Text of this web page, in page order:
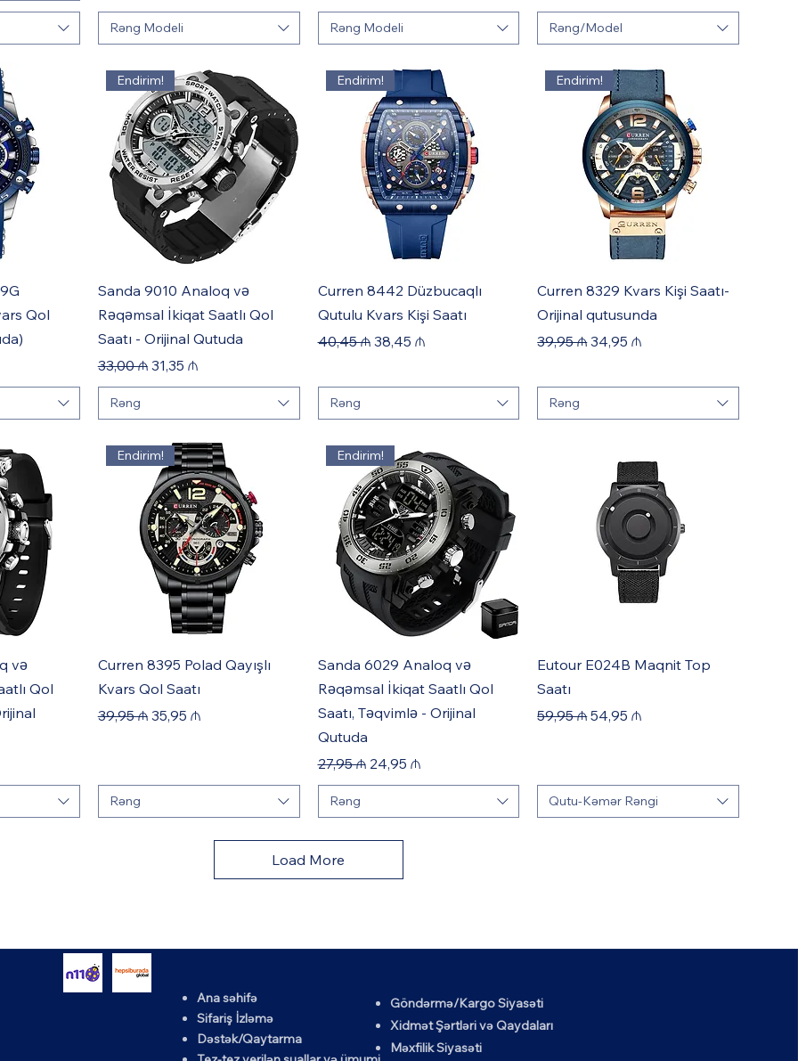
Rəng Modeli Rəng Modeli Rəng/Model
Qol
Endirim!
Sanda 9010 Analoq və
Rəqəmsal İkiqat Saatlı Qol
Saatı - Orijinal Qutuda
Regular Price
33,00 ₼ Sale Price
31,35 ₼
Rəng
Endirim!
Curren 8442 Düzbucaqlı
Qutulu Kvars Kişi Saatı
Regular Price
40,45 ₼ Sale Price
38,45 ₼
Rəng
Endirim!
Curren 8329 Kvars Kişi Saatı-
Orijinal qutusunda
Regular Price
39,95 ₼Sale Price
34,95 ₼
Rəng
və
Qol
Endirim!
Curren 8395 Polad Qayışlı
Kvars Qol Saatı
Regular Price
39,95 ₼ Sale Price
35,95 ₼
Rəng
Endirim!
Sanda 6029 Analoq və
Rəqəmsal İkiqat Saatlı Qol
Saatı, Təqvimlə - Orijinal
Qutuda
Regular Price
27,95 ₼ Sale Price
24,95 ₼
Rəng
Eutour E024B Maqnit Top
Saatı
Regular Price
59,95 ₼Sale Price
54,95 ₼
Qutu-Kəmər Rəngi
Load More
Ana səhifə
Sifariş İzləmə
Dəstək/Qaytarma
Göndərmə/Kargo Siyasəti
Xidmət Şərtləri və Qaydaları
Məxfilik Siyasəti